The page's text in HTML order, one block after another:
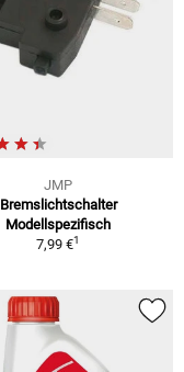
JMP
Bremslichtschalter
Modellspezifisch
7,99 €1